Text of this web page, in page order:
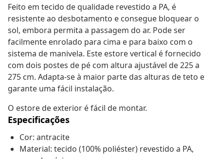
Feito em tecido de qualidade revestido a PA, é
resistente ao desbotamento e consegue bloquear o
sol, embora permita a passagem do ar. Pode ser
facilmente enrolado para cima e para baixo com o
sistema de manivela. Este estore vertical é fornecido
com dois postes de pé com altura ajustável de 225 a
275 cm. Adapta-se à maior parte das alturas de teto e
garante uma fácil instalação.
O estore de exterior é fácil de montar.
Especificações
Cor: antracite
Material: tecido (100% poliéster) revestido a PA,